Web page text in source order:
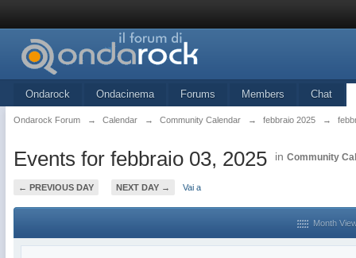
Ondarock Ondacinema Forums Members Chat
Ondarock Forum → Calendar → Community Calendar → febbraio 2025 →
Events for febbraio 03, 2025 in Community
← PREVIOUS DAY NEXT DAY → Vai a
Month